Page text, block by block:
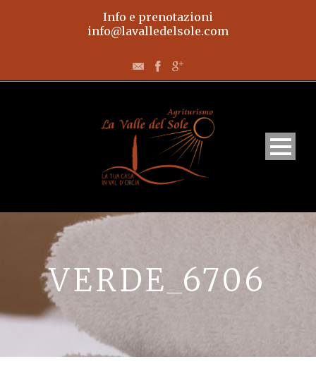
Info e prenotazioni
info@lavalledelsole.com
Home
Appartamenti
L’agriturismo
La Val D’Orcia
VERDE_6706